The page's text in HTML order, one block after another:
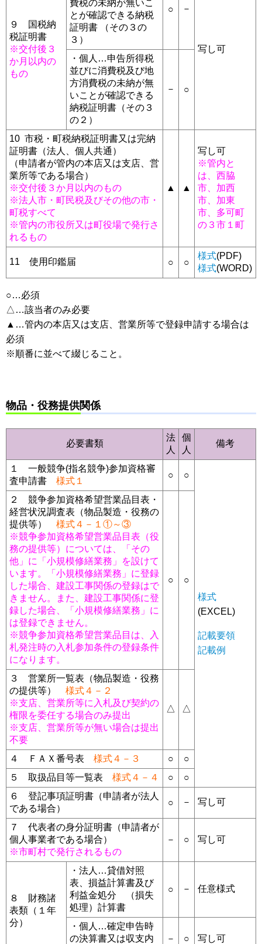
９ 国税納
税証明書
※交付後３
か月以内の
もの
費税の未納が無いこ
とが確認できる納税
証明書 （その３の
３）
○ －
写し可
・個人…申告所得税
並びに消費税及び地
方消費税の未納が無
いことが確認できる
納税証明書（その３
の２）
－ ○
10 市税・町税納税証明書又は完納
証明書（法人、個人共通）
（申請者が管内の本店又は支店、営
業所等である場合）
※交付後３か月以内のもの
※法人市・町民税及びその他の市・
町税すべて
※管内の市役所又は町役場で発行さ
れるもの
▲ ▲
写し可
※管内と
は、西脇
市、加西
市、加東
市、多可町
の３市１町
11 使用印鑑届 ○ ○
様式(PDF)
様式(WORD)
○…必須
△…該当者のみ必要
▲…管内の本店又は支店、営業所等で登録申請する場合は
必須
※順番に並べて綴じること。
物品・役務提供関係
必要書類
法
人
個
人
備考
１ 一般競争(指名競争)参加資格審
査申請書 様式１
○ ○
様式
(EXCEL)
記載要領
記載例
２ 競争参加資格希望営業品目表・
経営状況調査表（物品製造・役務の
提供等） 様式４－１①～③
※競争参加資格希望営業品目表（役
務の提供等）については、「その
他」に「小規模修繕業務」を設けて
います。「小規模修繕業務」に登録
した場合、建設工事関係の登録はで
きません。また、建設工事関係に登
録した場合、「小規模修繕業務」に
は登録できません。
※競争参加資格希望営業品目は、入
札発注時の入札参加条件の登録条件
になります。
○ ○
３ 営業所一覧表（物品製造・役務
の提供等） 様式４－２
※支店、営業所等に入札及び契約の
権限を委任する場合のみ提出
※支店、営業所等が無い場合は提出
不要
△ △
４ ＦＡＸ番号表 様式４－３ ○
○
５ 取扱品目等一覧表 様式４－４ ○
○
６ 登記事項証明書（申請者が法人
である場合）
○ － 写し可
７ 代表者の身分証明書（申請者が
個人事業者である場合）
※市町村で発行されるもの
－ ○ 写し可
８ 財務諸
表類（１年
分）
・法人…貸借対照
表、損益計算書及び
利益金処分 （損失
処理）計算書
○ － 任意様式
・個人…確定申告時
の決算書又は収支内
－ ○ 写し可